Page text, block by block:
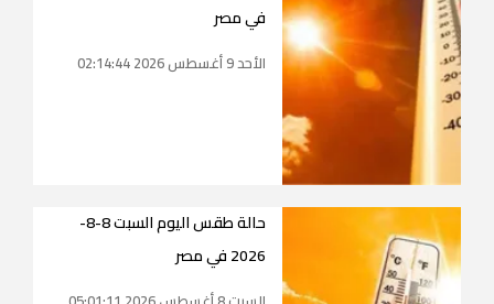
في مصر
الأحد 9 أغسطس 2026 02:14:44
حالة طقس اليوم السبت 8-8-
2026 في مصر